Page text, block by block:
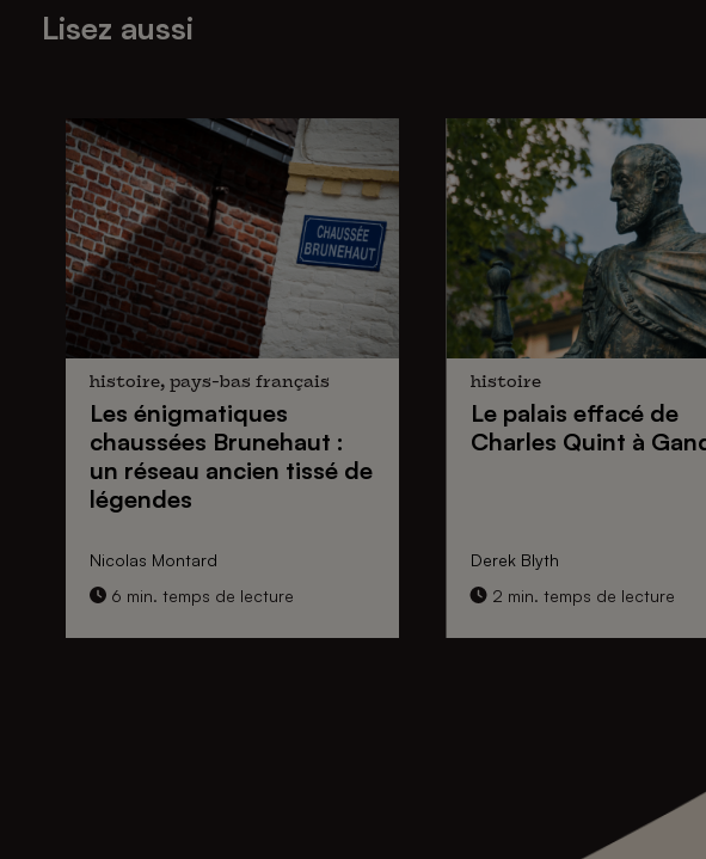
Lisez aussi
histoire, pays-bas français
Les énigmatiques
chaussées Brunehaut :
un réseau ancien tissé de
légendes
Nicolas Montard
6 min. temps de lecture
histoire
Le palais effacé de
Charles Quint à
Derek Blyth
2 min. temps de lecture